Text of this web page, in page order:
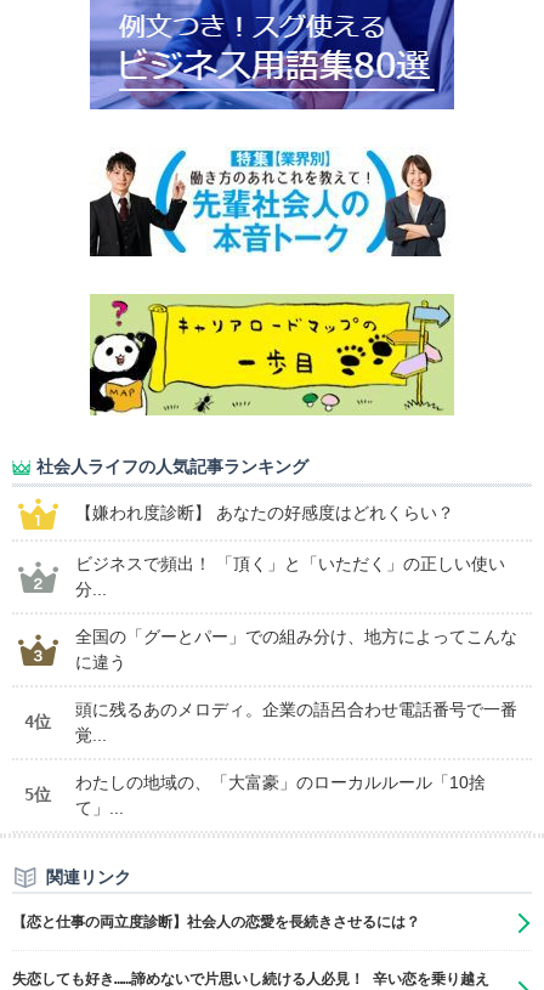
社会人ライフの人気記事ランキング
【嫌われ度診断】 あなたの好感度はどれくらい？
ビジネスで頻出！ 「頂く」と「いただく」の正しい使い
分...
全国の「グーとパー」での組み分け、地方によってこんな
に違う
4位
頭に残るあのメロディ。企業の語呂合わせ電話番号で一番
覚...
5位
わたしの地域の、「大富豪」のローカルルール「10捨
て」...
関連リンク
【恋と仕事の両立度診断】社会人の恋愛を長続きさせるには？
失恋しても好き……諦めないで片思いし続ける人必見！ 辛い恋を乗り越え